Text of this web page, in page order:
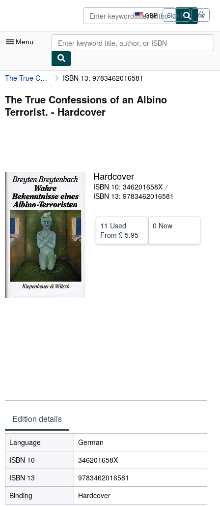
GBP
Site
shopping
preferences
Sign in
Menu
My Account
My Purchases
Advanced Search
Textbooks
Sellers
Start Selling
Help
The True Confessions of an Albino Terrorist. ISBN 13: 9783462016581
The True Confessions of an Albino
Terrorist. - Hardcover
Hardcover
ISBN 10: 346201658X
ISBN 13: 9783462016581
11 Used
From £ 5.95
0 New
Edition details
Language
German
ISBN 10
346201658X
ISBN 13
9783462016581
Binding
Hardcover